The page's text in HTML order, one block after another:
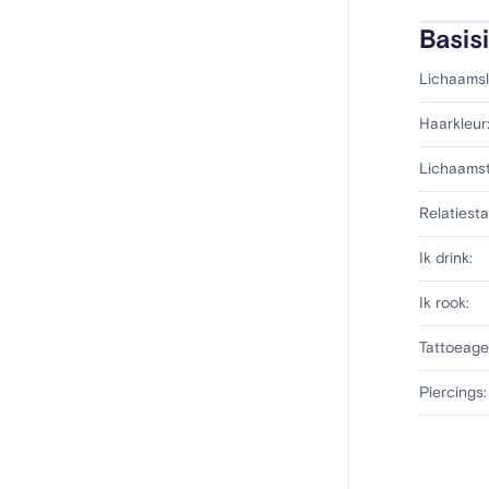
Haarkleur:
Ik drink:
Ik rook:
Piercings: